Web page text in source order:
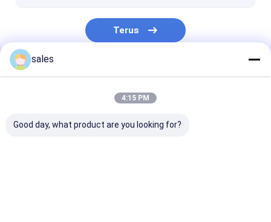
Pelindung Pohon Bergelombang
Terus
Kategori Kami
sales
4:15 PM
Good day, what product are you looking for?